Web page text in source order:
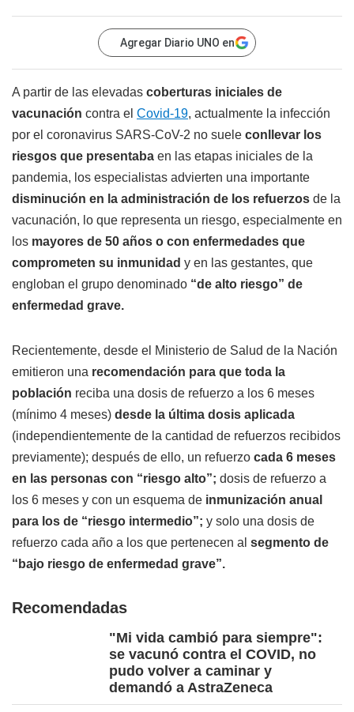
Agregar Diario UNO en
A partir de las elevadas coberturas iniciales de
vacunación contra el Covid-19, actualmente la infección
por el coronavirus SARS-CoV-2 no suele conllevar los
riesgos que presentaba en las etapas iniciales de la
pandemia, los especialistas advierten una importante
disminución en la administración de los refuerzos de la
vacunación, lo que representa un riesgo, especialmente en
los mayores de 50 años o con enfermedades que
comprometen su inmunidad y en las gestantes, que
engloban el grupo denominado “de alto riesgo” de
enfermedad grave.
Recientemente, desde el Ministerio de Salud de la Nación
emitieron una recomendación para que toda la
población reciba una dosis de refuerzo a los 6 meses
(mínimo 4 meses) desde la última dosis aplicada
(independientemente de la cantidad de refuerzos recibidos
previamente); después de ello, un refuerzo cada 6 meses
en las personas con “riesgo alto”; dosis de refuerzo a
los 6 meses y con un esquema de inmunización anual
para los de “riesgo intermedio”; y solo una dosis de
refuerzo cada año a los que pertenecen al segmento de
“bajo riesgo de enfermedad grave”.
Recomendadas
"Mi vida cambió para siempre":
se vacunó contra el COVID, no
pudo volver a caminar y
demandó a AstraZeneca